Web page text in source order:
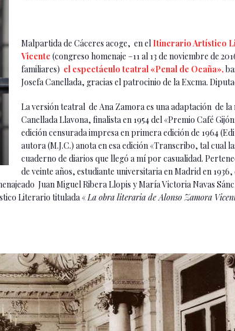
Malpartida de Cáceres acoge, en el Itinerario Artístico
Vicente (congreso homenaje –11 al 13 de noviembre de
familiares) el espectáculo teatral «Penal de Ocaña»,
Josefa Canellada, gracias el patrocinio de la Excma.
La versión teatral de Ana Zamora es una adaptación de la
Canellada Llavona, finalista en 1954 del «Premio Café
edición censurada impresa en primera edición de 1964
autora (M.J.C.) anota en esa edición «Transcribo, tal cual
cuaderno de diarios que llegó a mí por casualidad.
de veinte años, estudiante universitaria en Madrid en
Juan Miguel Ribera Llopis y María Victoria Navas
Literario titulada «La obra literaria de Alonso Zamora